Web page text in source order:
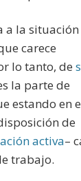
a la situación
carece
lo tanto, de
la parte de
estando en
de
activa–
trabajo.